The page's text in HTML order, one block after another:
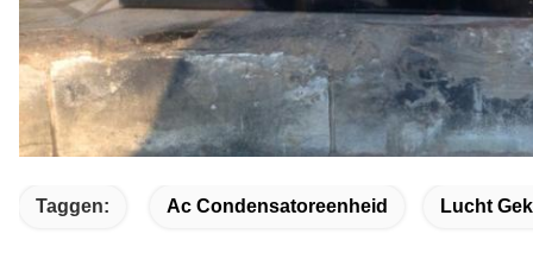
Taggen: Ac Condensatoreenheid Lucht